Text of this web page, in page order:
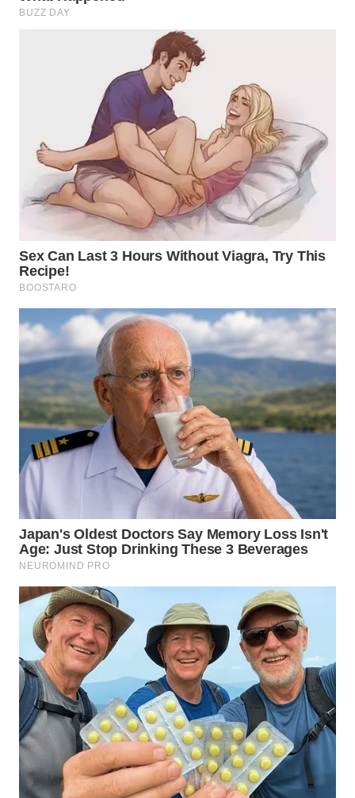
WN
MALUT
WN
WN
DANAU
WN
NIAS
WN
LANGKAT
WN
TAPANULI
SELATAN
WN
TANJUNG
LESUNG
WN
KARO
WN
SIMALUNGUN
WN
LABUHANBATU
WN